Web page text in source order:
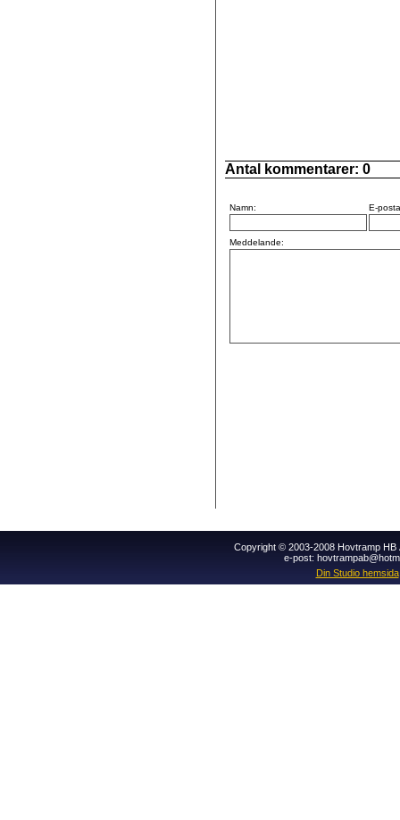
Antal kommentarer: 0
Namn: E-
Meddelande:
Copyright © 2003-2008 Hovtramp HB
e-post:
Din Studio hemsida